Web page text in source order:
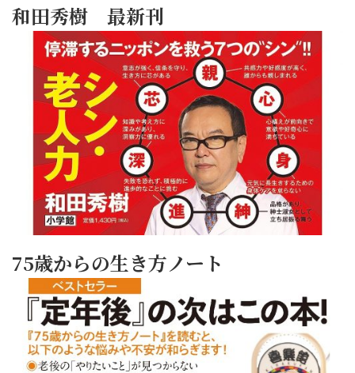
和田秀樹 最新刊
75歳からの生き方ノート